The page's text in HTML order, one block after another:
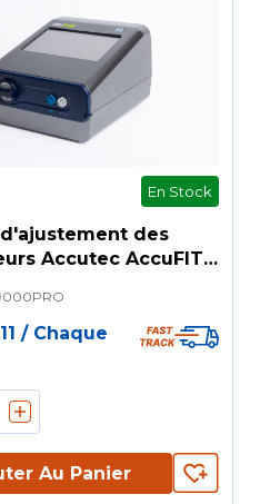
En Stock
des
Accutec AccuFIT
pour TOUS les
respirateurs
/ Chaque
Au Panier